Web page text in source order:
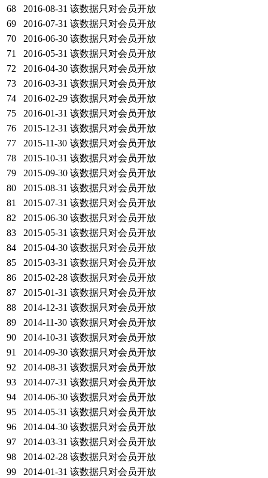
68
2016-08-31 该数据只对会员开放
69
2016-07-31 该数据只对会员开放
70
2016-06-30 该数据只对会员开放
71
2016-05-31 该数据只对会员开放
72
2016-04-30 该数据只对会员开放
73
2016-03-31 该数据只对会员开放
74
2016-02-29 该数据只对会员开放
75
2016-01-31 该数据只对会员开放
76
2015-12-31 该数据只对会员开放
77
2015-11-30 该数据只对会员开放
78
2015-10-31 该数据只对会员开放
79
2015-09-30 该数据只对会员开放
80
2015-08-31 该数据只对会员开放
81
2015-07-31 该数据只对会员开放
82
2015-06-30 该数据只对会员开放
83
2015-05-31 该数据只对会员开放
84
2015-04-30 该数据只对会员开放
85
2015-03-31 该数据只对会员开放
86
2015-02-28 该数据只对会员开放
87
2015-01-31 该数据只对会员开放
88
2014-12-31 该数据只对会员开放
89
2014-11-30 该数据只对会员开放
90
2014-10-31 该数据只对会员开放
91
2014-09-30 该数据只对会员开放
92
2014-08-31 该数据只对会员开放
93
2014-07-31 该数据只对会员开放
94
2014-06-30 该数据只对会员开放
95
2014-05-31 该数据只对会员开放
96
2014-04-30 该数据只对会员开放
97
2014-03-31 该数据只对会员开放
98
2014-02-28 该数据只对会员开放
99
2014-01-31 该数据只对会员开放